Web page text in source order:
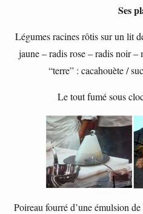
Ses
Légumes racines rôtis sur un lit
jaune – radis rose – radis noir –
“terre” : cacahouète /
Le tout fumé sous
Poireau fourré d’une émulsion